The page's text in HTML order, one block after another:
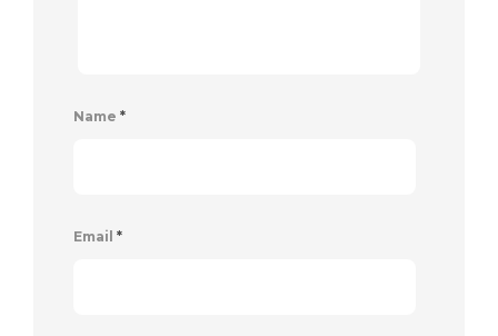
Name *
Email *